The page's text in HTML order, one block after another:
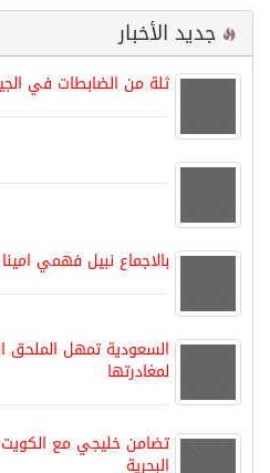
جديد الأخبار
ثلة من الضابطات في
بالاجماع نبيل فهمي
لمغادرتها
تضامن خليجي مع
البحرية